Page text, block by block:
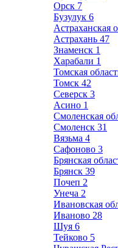
Орск 7
Бузулук 6
Астраханская
Астрахань 47
Знаменск 1
Харабали 1
Томская
Томск 42
Северск 3
Асино 1
Смоленская
Смоленск 31
Вязьма 4
Сафоново 3
Брянская
Брянск 39
Почеп 2
Унеча 2
Ивановская
Иваново 28
Шуя 6
Тейково 5